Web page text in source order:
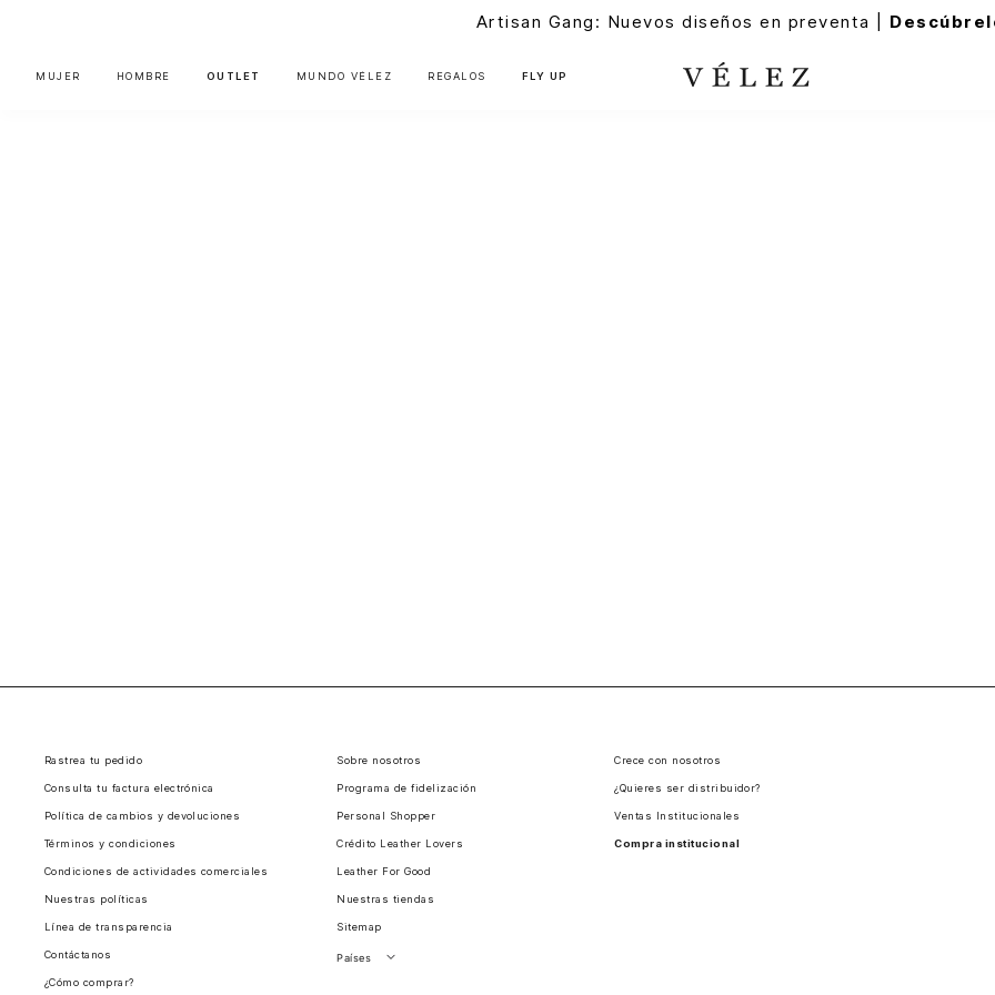
Artisan Gang: Nuevos diseños en preventa |
MUJER HOMBRE OUTLET MUNDO VÉLEZ REGALOS FLY UP
Rastrea tu pedido
Consulta tu factura electrónica
Política de cambios y devoluciones
Términos y condiciones
Condiciones de actividades comerciales
Nuestras políticas
Línea de transparencia
Contáctanos
¿Cómo comprar?
Sobre nosotros
Programa de fidelización
Personal Shopper
Crédito Leather Lovers
Leather For Good
Nuestras tiendas
Sitemap
Países
Crece con nosotros
¿Quieres ser distribuidor?
Ventas Institucionales
Compra institucional